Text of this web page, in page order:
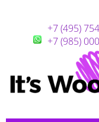
+7 (495)
+7 (985)